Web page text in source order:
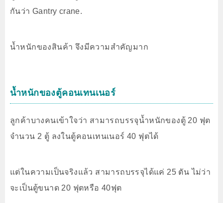
กันว่า Gantry crane.
น้ำหนักของสินค้า จึงมีความสำคัญมาก
น้ำหนักของตู้คอนเทนเนอร์
ลูกค้าบางคนเข้าใจว่า สามารถบรรจุน้ำหนักของตู้ 20 ฟุต
จำนวน 2 ตู้ ลงในตู้คอนเทนเนอร์ 40 ฟุตได้
แต่ในความเป็นจริงแล้ว สามารถบรรจุได้แค่ 25 ตัน ไม่ว่า
จะเป็นตู้ขนาด 20 ฟุตหรือ 40ฟุต